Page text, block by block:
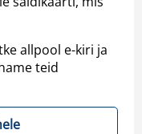
allpool e-kiri ja
teid